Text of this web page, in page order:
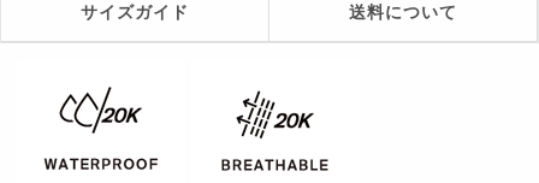
サイズガイド 送料について